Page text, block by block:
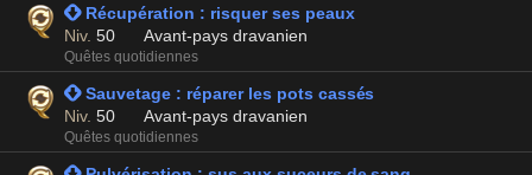
 Récupération : risquer ses peaux
Niv. 50 Avant-pays dravanien
Quêtes quotidiennes
 Sauvetage : réparer les pots cassés
Niv. 50 Avant-pays dravanien
Quêtes quotidiennes